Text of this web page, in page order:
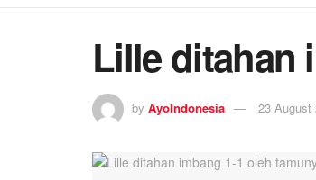
Lille ditahan
by AyoIndonesia 23 August